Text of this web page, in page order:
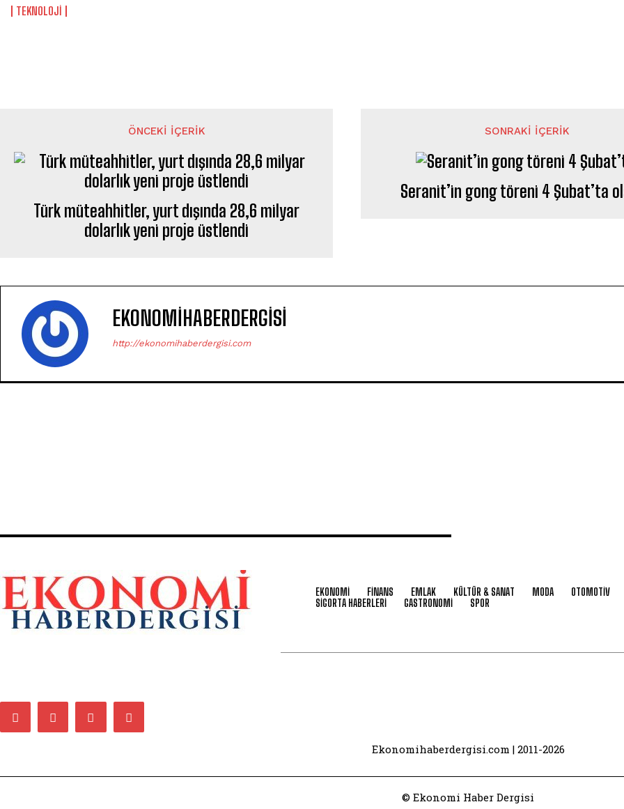
TEKNOLOJİ
ÖNCEKI İÇERIK
Türk müteahhitler, yurt dışında 28,6 milyar
dolarlık yeni proje üstlendi
SONRAKI İÇERIK
Seranit’in gong töreni 4 Şubat’ta
EKONOMIHABERDERGISI
http://ekonomihaberdergisi.com
EKONOMİ FİNANS EMLAK KÜLTÜR & SANAT MODA OTOMOTİV
SİGORTA HABERLERİ
GASTRONOMİ SPOR
Ekonomihaberdergisi.com | 2011-2026
© Ekonomi Haber Dergisi